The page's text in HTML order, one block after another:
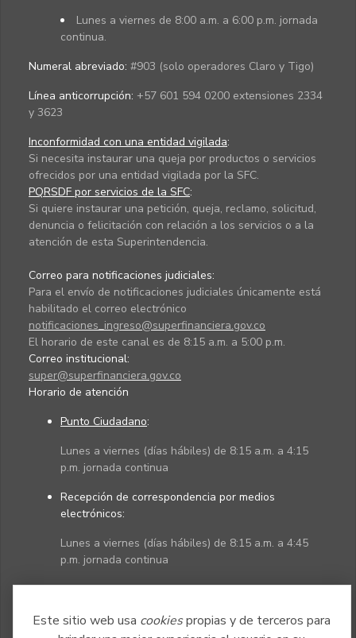
Este sitio web usa cookiespropias y de terceros para
Lunes a viernes de 8:00 a.m. a 6:00 p.m. jornada
continua.
Numeral abreviado: #903 (solo operadores Claro y Tigo)
Línea anticorrupción: +57 601 594 0200 extensiones 2334
y 3623
Inconformidad con una entidad vigilada:
Si necesita instaurar una queja por productos o servicios
ofrecidos por una entidad vigilada por la SFC.
PQRSDF por servicios de la SFC:
Si quiere instaurar una petición, queja, reclamo, solicitud,
denuncia o felicitación con relación a los servicios o a la
atención de esta Superintendencia.
Correo para notificaciones judiciales:
Para el envío de notificaciones judiciales únicamente está
habilitado el correo electrónico
notificaciones_ingreso@superfinanciera.gov.co
El horario de este canal es de 8:15 a.m. a 5:00 p.m.
Correo institucional:
super@superfinanciera.gov.co
Horario de atención
Punto Ciudadano:
Lunes a viernes (días hábiles) de 8:15 a.m. a 4:15
p.m. jornada continua
Recepción de correspondencia por medios
electrónicos:
Lunes a viernes (días hábiles) de 8:15 a.m. a 4:45
p.m. jornada continua